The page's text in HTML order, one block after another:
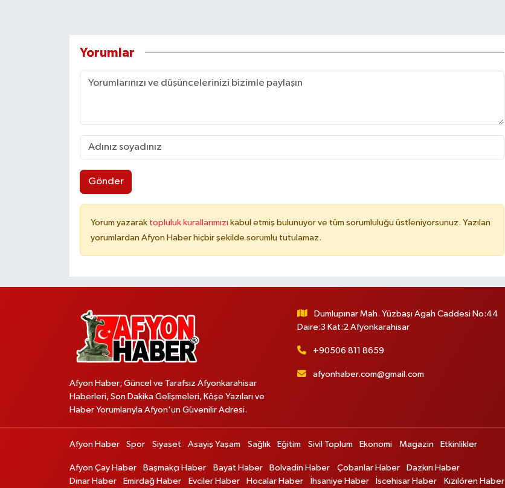
Yorumlar
Gönder
Yorum yazarak topluluk kurallarımızı kabul etmiş bulunuyor ve tüm sorumluluğu üstleniyorsunuz. Yazılan
yorumlardan Afyon Haber hiçbir şekilde sorumlu tutulamaz.
Afyon Haber; Güncel ve Tarafsız Afyonkarahisar
Haberleri, Son Dakika Gelişmeleri, Köşe Yazıları ve
Haber Yorumlarıyla Afyon'un Güvenilir Adresi.
Dumlupınar Mah. Yüzbaşı Agah Caddesi No:44
Daire:3 Kat:2 Afyonkarahisar
+90506 811 8659
afyonhaber.com@gmail.com
Afyon Haber Spor Siyaset Asayiş Yaşam Sağlık Eğitim Sivil Toplum Ekonomi Magazin Etkinlikler
Afyon Çay Haber Başmakçı Haber Bayat Haber Bolvadin Haber Çobanlar Haber
Dazkırı Haber
Dinar Haber
Emirdağ Haber Evciler Haber Hocalar Haber İhsaniye Haber İscehisar Haber Kızılören Haber